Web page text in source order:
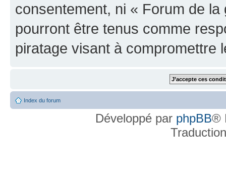
consentement, ni « Forum de
pourront être tenus comme
piratage visant à compromettre
Index du forum
Développé par phpBB®